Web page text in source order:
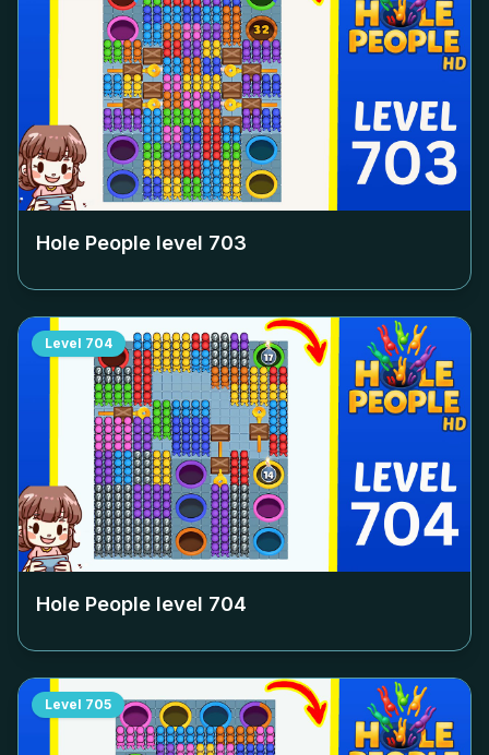
Hole People level 703
Level 704
Hole People level 704
Level 705